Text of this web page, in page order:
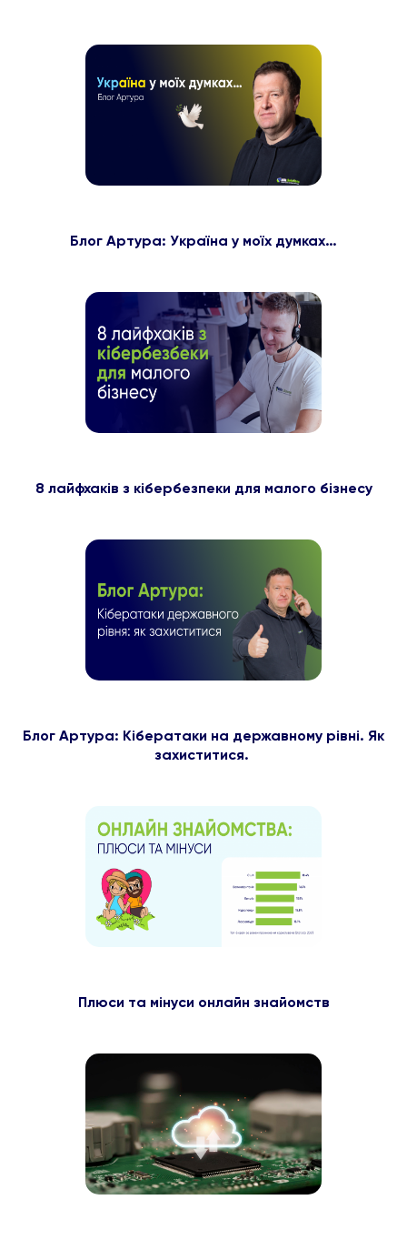
Блог Артура: Україна у моїх думках…
8 лайфхаків з кібербезпеки для малого бізнесу
Блог Артура: Кібератаки на державному рівні. Як
захиститися.
Плюси та мінуси онлайн знайомств